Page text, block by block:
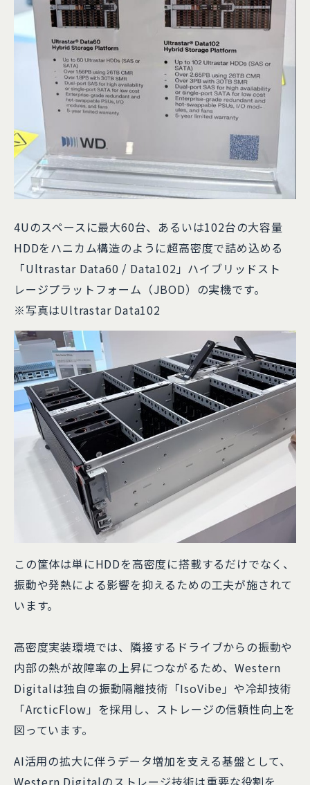
4Uのスペースに最大60台、あるいは102台の大容量
HDDをハニカム構造のように超高密度で詰め込める
「Ultrastar Data60 / Data102」ハイブリッドスト
レージプラットフォーム（JBOD）の実機です。
※写真はUltrastar Data102
この筐体は単にHDDを高密度に搭載するだけでなく、
振動や発熱による影響を抑えるための工夫が施されて
います。
高密度実装環境では、隣接するドライブからの振動や
内部の熱が故障率の上昇につながるため、Western
Digitalは独自の振動隔離技術「IsoVibe」や冷却技術
「ArcticFlow」を採用し、ストレージの信頼性向上を
図っています。
AI活用の拡大に伴うデータ増加を支える基盤として、
Western Digitalのストレージ技術は重要な役割を